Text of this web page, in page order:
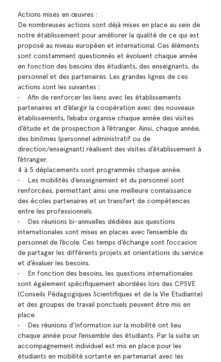
Actions mises en œuvres :
De nombreuses actions sont déjà mises en place au sein de
notre établissement pour améliorer la qualité de ce qui est
proposé au niveau européen et international. Ces éléments
sont constamment questionnés et évoluent chaque année
en fonction des besoins des étudiants, des enseignants, du
personnel et des partenaires. Les grandes lignes de ces
actions sont les suivantes :
• Afin de renforcer les liens avec les établissements
partenaires et d’élargir la coopération avec des nouveaux
établissements, l’ebabx organise chaque année des visites
d’étude et de prospection à l’étranger. Ainsi, chaque année,
des binômes (personnel administratif ou de
direction/enseignant) réalisent des visites d’établissement à
l’étranger.
4 à 5 déplacements sont programmés chaque année.
• Les mobilités d’enseignement et du personnel sont
renforcées, permettant ainsi une meilleure connaissance
des écoles partenaires et un transfert de compétences
entre les professionnels.
• Des réunions bi-annuelles dédiées aux questions
internationales sont mises en places avec l’ensemble du
personnel de l’école. Ces temps d’échange sont l’occasion
de partager les différents projets et orientations du service
et d’évaluer les besoins.
• En fonction des besoins, les questions internationales
sont également spécifiquement abordées lors des CPSVE
(Conseils Pédagogiques Scientifiques et de la Vie Etudiante)
et des groupes de travail ponctuels peuvent être mis en
place.
• Des réunions d’information sur la mobilité ont lieu
chaque année pour l’ensemble des étudiants. Par la suite un
accompagnement individuel est mis en place pour les
étudiants en mobilité sortante en partenariat avec les